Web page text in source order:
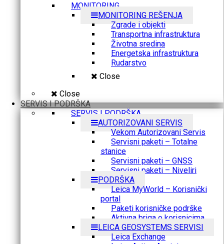
MONITORING
MONITORING REŠENJA
Zgrade i objekti
Transportna infrastruktura
Životna sredina
Energetska infrastruktura
Rudarstvo
Close
Close
SERVIS I PODRŠKA
SERVIS I PODRŠKA
AUTORIZOVANI SERVIS
Vekom Autorizovani Servis
Servisni paketi – Totalne
stanice
Servisni paketi – GNSS
Servisni paketi – Niveliri
PODRŠKA
Leica MyWorld – Korisnički
portal
Paketi korisničke podrške
Aktivna briga o korisnicima
LEICA GEOSYSTEMS SERVISI
Leica Exchange